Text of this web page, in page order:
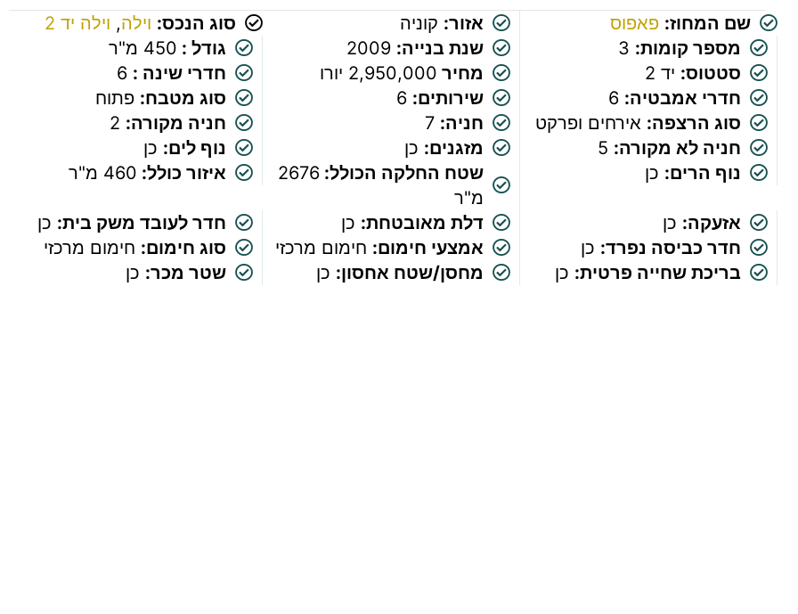
שם המחוז: פאפוס אזור: קוניה סוג הנכס: וילה, וילה יד 2
מספר קומות:
שנת בנייה: 2009 גודל : 450 מ"ר
סטטוס: יד 2 מחיר 2,950,000 יורו חדרי שינה : 6
חדרי אמבטיה:
שירותים: 6 סוג מטבח: פתוח
סוג הרצפה: אירחים ופרקט חניה: 7 חניה מקורה:
חניה לא מקורה:
מזגנים: כן נוף לים: כן
נוף הרים: כן שטח החלקה הכולל:2676
מ"ר
איזור כולל: 460 מ"ר
אזעקה: כן דלת מאובטחת: כן חדר לעובד משק בית: כן
חדר כביסה נפרד: כן אמצעי חימום: חימום מרכזי סוג חימום: חימום מרכזי
בריכת שחייה פרטית: כן מחסן/שטח אחסון: כן שטר מכר: כן